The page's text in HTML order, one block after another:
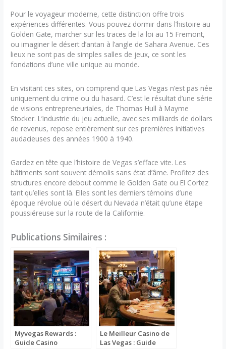
Pour le voyageur moderne, cette distinction offre trois
expériences différentes. Vous pouvez dormir dans l’histoire au
Golden Gate, marcher sur les traces de la loi au 15 Fremont,
ou imaginer le désert d’antan à l’angle de Sahara Avenue. Ces
lieux ne sont pas de simples salles de jeux, ce sont les
fondations d’une ville unique au monde.
En visitant ces sites, on comprend que Las Vegas n’est pas née
uniquement du crime ou du hasard. C’est le résultat d’une série
de visions entrepreneuriales, de Thomas Hull à Mayme
Stocker. L’industrie du jeu actuelle, avec ses milliards de dollars
de revenus, repose entièrement sur ces premières initiatives
audacieuses des années 1900 à 1940.
Gardez en tête que l’histoire de Vegas s’efface vite. Les
bâtiments sont souvent démolis sans état d’âme. Profitez des
structures encore debout comme le Golden Gate ou El Cortez
tant qu’elles sont là. Elles sont les derniers témoins d’une
époque révolue où le désert du Nevada n’était qu’une étape
poussiéreuse sur la route de la Californie.
Publications Similaires :
Myvegas Rewards :
Guide Casino
Le Meilleur Casino de
Las Vegas : Guide